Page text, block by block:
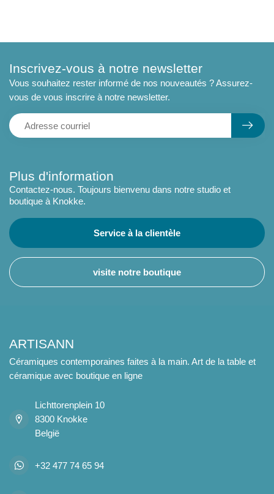
Plus d'information
Contactez-nous. Toujours bienvenu dans notre studio et
boutique à Knokke.
Service à la clientèle
visite notre boutique
Inscrivez-vous à notre newsletter
Vous souhaitez rester informé de nos nouveautés ? Assurez-
vous de vous inscrire à notre newsletter.
ARTISANN
Céramiques contemporaines faites à la main. Art de la table et
céramique avec boutique en ligne
Lichttorenplein 10
8300 Knokke
België
+32 477 74 65 94